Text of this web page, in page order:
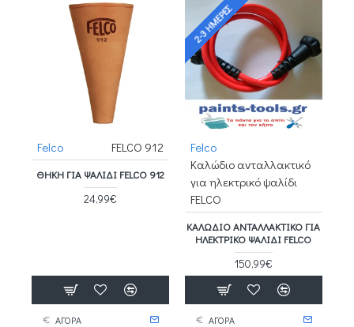
Felco FELCO 912
ΘΉΚΗ ΓΙΑ ΨΑΛΊΔΙ FELCO 912
24,99€
ΑΓΟΡΑ
2-3 ΗΜΈΡΕΣ
Felco
Καλώδιο ανταλλακτικό
για ηλεκτρικό ψαλίδι
FELCO
ΚΑΛΏΔΙΟ ΑΝΤΑΛΛΑΚΤΙΚΌ ΓΙΑ
ΗΛΕΚΤΡΙΚΌ ΨΑΛΊΔΙ FELCO
150,99€
ΑΓΟΡΑ